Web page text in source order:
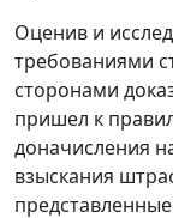
Оценив и
требованиями
сторонами
пришел к
доначисления
взыскания